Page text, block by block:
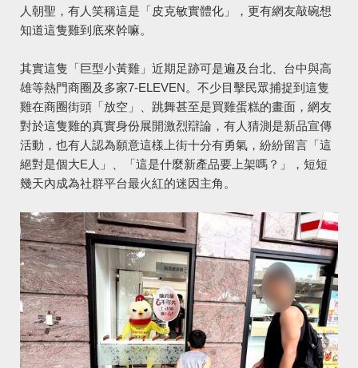
人朝聖，有人笑稱這是「皮克敏實體化」，更有網友敲碗想
知道這隻雞到底來幹嘛。
其實這隻「巨型小黃雞」近期足跡可是遍及台北、台中與高
雄等熱門商圈及多家7-ELEVEN。不少目擊民眾捕捉到這隻
雞在商圈街頭「放空」、跳舞甚至是買雞蛋糕的畫面，網友
對於這隻雞的真實身份展開激烈辯論，有人猜測是新品宣傳
活動，也有人認為願意這樣上街十分有勇氣，紛紛留言「這
絕對是個大E人」、「這是什麼新產品要上架嗎？」，短短
幾天內成為社群平台最火紅的迷因主角。